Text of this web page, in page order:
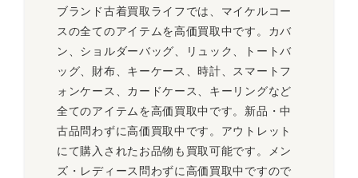
ブランド古着買取ライフでは、マイケルコー
スの全てのアイテムを高価買取中です。カバ
ン、ショルダーバッグ、リュック、トートバ
ッグ、財布、キーケース、時計、スマートフ
ォンケース、カードケース、キーリングなど
全てのアイテムを高価買取中です。新品・中
古品問わずに高価買取中です。アウトレット
にて購入されたお品物も買取可能です。メン
ズ・レディース問わずに高価買取中ですので